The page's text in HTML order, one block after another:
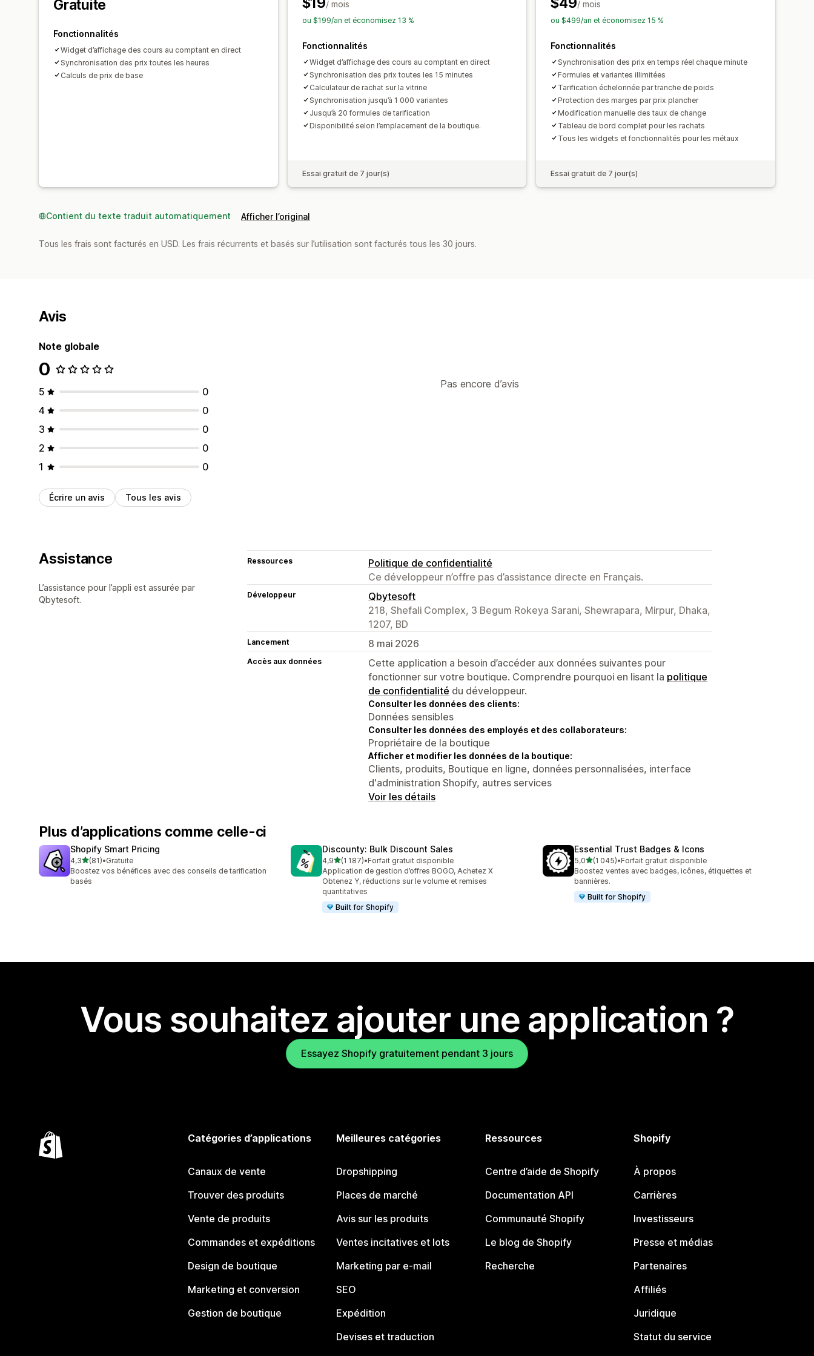
Gratuite
Fonctionnalités
Widget d’affichage des cours au comptant en direct
Synchronisation des prix toutes les heures
Calculs de prix de base
/ mois
ou $199/an et économisez 13 %
Fonctionnalités
Widget d’affichage des cours au comptant en direct
Synchronisation des prix toutes les 15 minutes
Calculateur de rachat sur la vitrine
Synchronisation jusqu’à 1 000 variantes
Jusqu’à 20 formules de tarification
Disponibilité selon l’emplacement de la boutique.
Essai gratuit de 7 jour(s)
/ mois
ou $499/an et économisez 15 %
Fonctionnalités
Synchronisation des prix en temps réel chaque minute
Formules et variantes illimitées
Tarification échelonnée par tranche de poids
Protection des marges par prix plancher
Modification manuelle des taux de change
Tableau de bord complet pour les rachats
Tous les widgets et fonctionnalités pour les métaux
Essai gratuit de 7 jour(s)
Contient du texte traduit automatiquement Afficher l’original
Tous les frais sont facturés en USD. Les frais récurrents et basés sur l’utilisation sont facturés tous les 30 jours.
Avis
Note globale
0
5
0
4
0
3
0
2
0
1
0
Écrire un avis Tous les avis
Pas encore d’avis
Assistance
L’assistance pour l’appli est assurée par
Qbytesoft.
Ressources
Politique de confidentialité
Ce développeur n’offre pas d’assistance directe en Français.
Développeur
Qbytesoft
218, Shefali Complex, 3 Begum Rokeya Sarani, Shewrapara, Mirpur, Dhaka,
1207, BD
Lancement 8 mai 2026
Accès aux données
Cette application a besoin d’accéder aux données suivantes pour
fonctionner sur votre boutique. Comprendre pourquoi en lisant la politique
de confidentialité du développeur.
Consulter les données des clients:
Données sensibles
Consulter les données des employés et des collaborateurs:
Propriétaire de la boutique
Afficher et modifier les données de la boutique:
Clients, produits, Boutique en ligne, données personnalisées, interface
d'administration Shopify, autres services
Voir les détails
Plus d’applications comme celle-ci
Shopify Smart Pricing
4,3étoile(s) sur 5
(81)
81 avis au total
•Gratuite
Boostez vos bénéfices avec des conseils de tarification
basés
Discounty: Bulk Discount Sales
4,9étoile(s) sur 5
(1 187)
1187 avis au total
•Forfait gratuit disponible
Application de gestion d’offres BOGO, Achetez X
Obtenez Y, réductions sur le volume et remises
quantitatives
Built for Shopify
Essential Trust Badges & Icons
5,0étoile(s) sur 5
(1 045)
1045 avis au total
•Forfait gratuit disponible
Boostez ventes avec badges, icônes, étiquettes et
bannières.
Built for Shopify
Vous souhaitez ajouter une application ?
Essayez Shopify gratuitement pendant 3 jours
Catégories d’applications
Canaux de vente
Trouver des produits
Vente de produits
Commandes et expéditions
Design de boutique
Marketing et conversion
Gestion de boutique
Meilleures catégories
Dropshipping
Places de marché
Avis sur les produits
Ventes incitatives et lots
Marketing par e-mail
SEO
Expédition
Devises et traduction
Ressources
Centre d’aide de Shopify
Documentation API
Communauté Shopify
Le blog de Shopify
Recherche
Shopify
À propos
Carrières
Investisseurs
Presse et médias
Partenaires
Affiliés
Juridique
Statut du service